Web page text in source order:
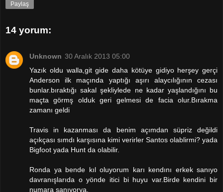
Paylaş
14 yorum:
Unknown 30 Aralık 2013 05:00
Yazık oldu walla,git gide daha kötüye gidiyo herşey gerçi
Anderson ilk maçında yaptığı aşırı alaycılığının cezası
bunlar.bıraktığı sakal şekliylede ne kadar yaşlandığını bu
maçta görmş olduk geri gelmesi de facia olur.Bırakma
zamanı geldi
Travis in kazanması da benim açımdan süpriz değildi
açıkçası sımdı karşısına kimi verirler Santos olablirmi? yada
Bigfoot yada Hunt da olabilir.
Ronda ya bende kıl oluyorum karı kendını erkek sanıyo
davranışlarıda o yönde itici bi huyu var.Birde kendini bir
numara sanıyorya.